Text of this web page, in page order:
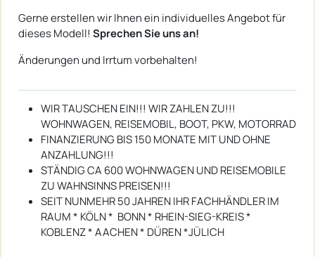
Gerne erstellen wir Ihnen ein individuelles Angebot für
dieses Modell! Sprechen Sie uns an!
Änderungen und Irrtum vorbehalten!
WIR TAUSCHEN EIN!!! WIR ZAHLEN ZU!!!
WOHNWAGEN, REISEMOBIL, BOOT, PKW, MOTORRAD
FINANZIERUNG BIS 150 MONATE MIT UND OHNE
ANZAHLUNG!!!
STÄNDIG CA 600 WOHNWAGEN UND REISEMOBILE
ZU WAHNSINNS PREISEN!!!
SEIT NUNMEHR 50 JAHREN IHR FACHHÄNDLER IM
RAUM * KÖLN * BONN * RHEIN-SIEG-KREIS *
KOBLENZ * AACHEN * DÜREN *JÜLICH